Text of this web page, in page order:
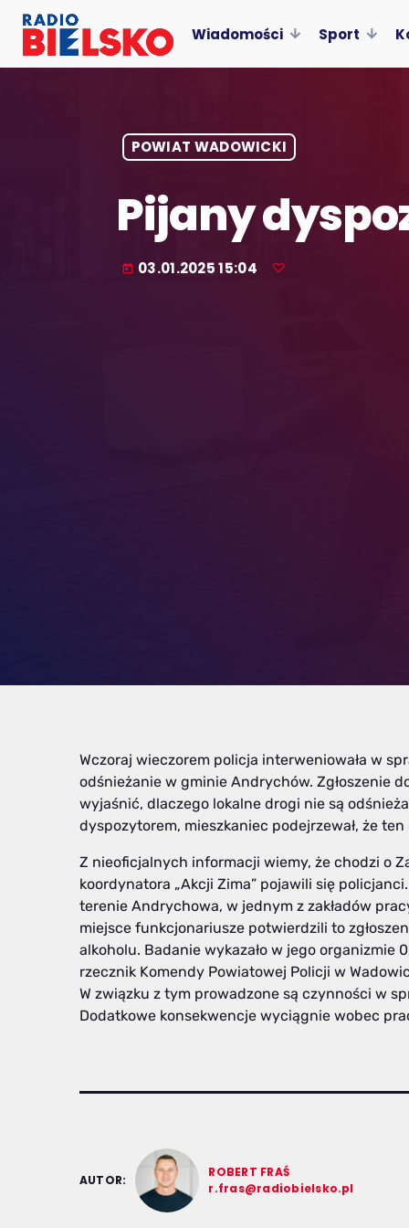
Wiadomości Sport
POWIAT WADOWICKI
Pijany
today 03.01.2025 15:04
Wczoraj wieczorem policja interweniowała w
odśnieżanie w gminie Andrychów. Zgłoszenie
wyjaśnić, dlaczego lokalne drogi nie są
dyspozytorem, mieszkaniec podejrzewał, że
Z nieoficjalnych informacji wiemy, że chodzi o
koordynatora „Akcji Zima” pojawili się
terenie Andrychowa, w jednym z zakładów
miejsce funkcjonariusze potwierdzili to
alkoholu. Badanie wykazało w jego organizmie
rzecznik Komendy Powiatowej Policji w
W związku z tym prowadzone są czynności w
Dodatkowe konsekwencje wyciągnie wobec
AUTOR:
ROBERT FRAŚ
r.fras@radiobielsko.pl